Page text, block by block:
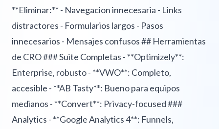
**Eliminar:** - Navegacion innecesaria - Links
distractores - Formularios largos - Pasos
innecesarios - Mensajes confusos ## Herramientas
de CRO ### Suite Completas - **Optimizely**:
Enterprise, robusto - **VWO**: Completo,
accesible - **AB Tasty**: Bueno para equipos
medianos - **Convert**: Privacy-focused ###
Analytics - **Google Analytics 4**: Funnels,